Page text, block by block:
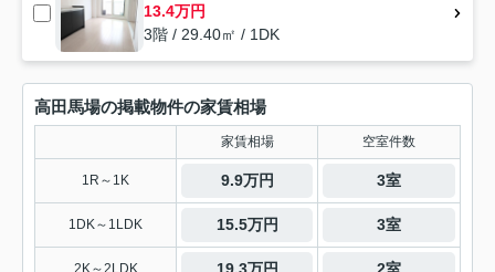
13.4万円
3階 / 29.40㎡ / 1DK
高田馬場の掲載物件の家賃相場
家賃相場 空室件数
1R～1K 9.9万円 3室
1DK～1LDK 15.5万円 3室